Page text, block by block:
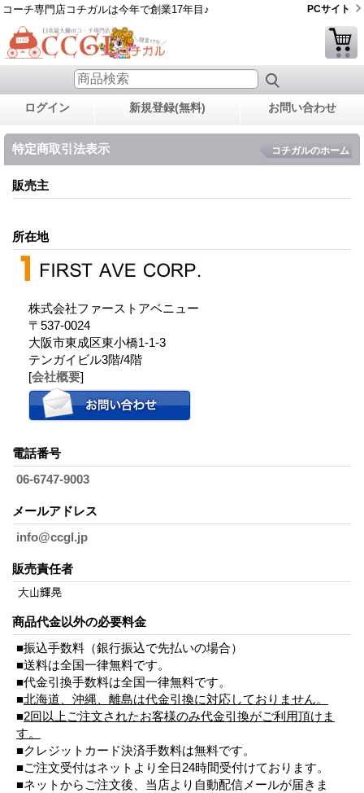
コーチ専門店コチガルは今年で創業17年目♪ PCサイト
ログイン 新規登録(無料) お問い合わせ
特定商取引法表示 コチガルのホーム
販売主
所在地
株式会社ファーストアベニュー
〒537-0024
大阪市東成区東小橋1-1-3
テンガイビル3階/4階
[会社概要]
電話番号
06-6747-9003
メールアドレス
info@ccgl.jp
販売責任者
商品代金以外の必要料金
■振込手数料（銀行振込で先払いの場合）
■送料は全国一律無料です。
■代金引換手数料は全国一律無料です。
■北海道、沖縄、離島は代金引換に対応しておりません。
■2回以上ご注文されたお客様のみ代金引換がご利用頂けま
す。
■クレジットカード決済手数料は無料です。
■ご注文受付はネットより全日24時間受付けております。
■ネットからご注文後、当店より自動配信メールが届きま